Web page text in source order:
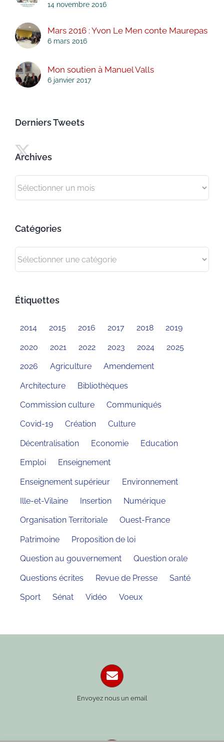
14 novembre 2016
Mars 2016 : Yvon Le Men conte Maurepas
6 mars 2016
Mon soutien à Manuel Valls
6 janvier 2017
Derniers Tweets
Archives
Catégories
Étiquettes
2014 2015 2016 2017 2018 2019
2020 2021 2022 2023 2024 2025
2026 Agriculture Amendement
Architecture Bibliothèques
Commission culture Communiqués
Covid-19 Création Culture
Décentralisation Economie Education
Emploi Enseignement
Enseignement supérieur Environnement
Ille-et-Vilaine Insertion Numérique
Organisation Territoriale Ouest-France
Patrimoine Proposition de loi
Question au gouvernement Question orale
Questions écrites Revue de Presse Santé
Sport Sénat Vidéo Voeux
Envoyez nous un email